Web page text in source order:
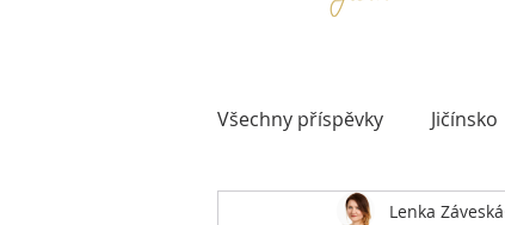
Všechny příspěvky Jičínsko
Lenka Záveská